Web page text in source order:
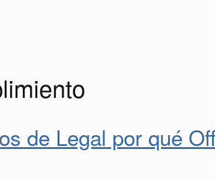
de Legal por qué